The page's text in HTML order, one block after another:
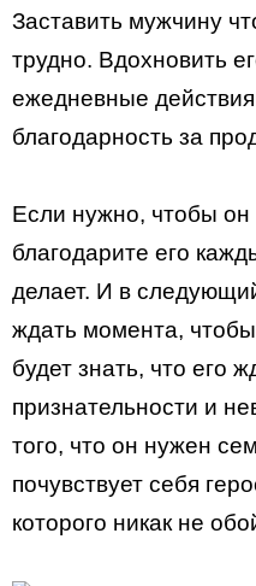
Заставить мужчину
трудно. Вдохновить
ежедневные
благодарность за
Если нужно, чтобы
благодарите его
делает. И в
ждать момента,
будет знать, что его
признательности и
того, что он нужен
почувствует себя
которого никак не